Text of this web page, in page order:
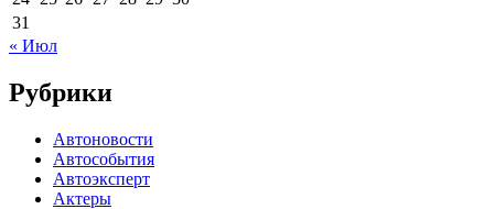
31
« Июл
Рубрики
Автоновости
Автособытия
Автоэксперт
Актеры